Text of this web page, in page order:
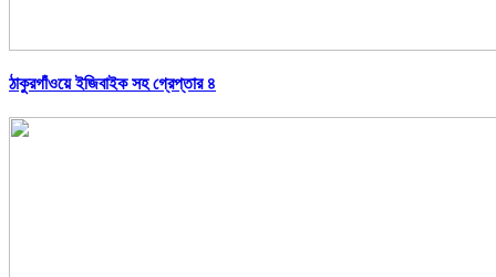
ঠাকুরগাঁওয়ে ইজিবাইক সহ গ্রেপ্তার ৪